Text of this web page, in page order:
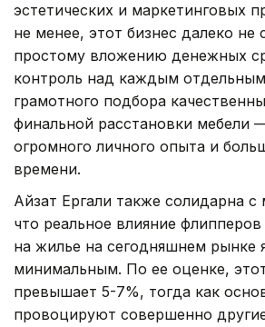
эстетических и маркетинговых
не менее, этот бизнес далеко не
простому вложению денежных
контроль над каждым
грамотного подбора
финальной расстановки мебели
огромного личного опыта и
времени.
Айзат Ергали также солидарна
что реальное влияние
на жилье на сегодняшнем рынке
минимальным. По ее оценке,
превышает 5-7%, тогда как
провоцируют совершенно